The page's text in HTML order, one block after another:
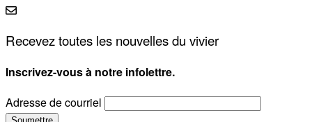
Recevez toutes les nouvelles du vivier
Inscrivez-vous à notre infolettre.
Adresse de courriel